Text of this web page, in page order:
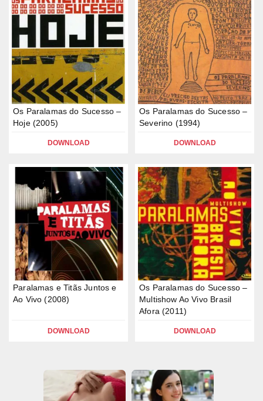
Os Paralamas do Sucesso –
Hoje (2005)
DOWNLOAD
Os Paralamas do Sucesso –
Severino (1994)
DOWNLOAD
Paralamas e Titãs Juntos e
Ao Vivo (2008)
DOWNLOAD
Os Paralamas do Sucesso –
Multishow Ao Vivo Brasil
Afora (2011)
DOWNLOAD